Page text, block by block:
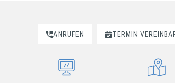
ANRUFEN TERMIN